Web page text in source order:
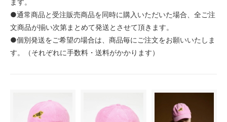
ます。
●通常商品と受注販売商品を同時に購入いただいた場合、全ご注
文商品が揃い次第まとめて発送とさせて頂きます。
●個別発送をご希望の場合は、商品毎にご注文をお願いいたしま
す。（それぞれに手数料・送料がかかります）